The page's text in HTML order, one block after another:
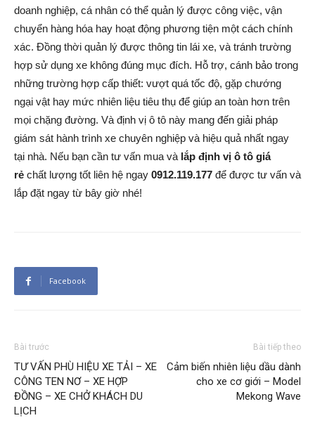
doanh nghiệp, cá nhân có thể quản lý được công việc, vận
chuyển hàng hóa hay hoạt động phương tiện một cách chính
xác. Đồng thời quản lý được thông tin lái xe, và tránh trường
hợp sử dụng xe không đúng mục đích. Hỗ trợ, cánh bảo trong
những trường hợp cấp thiết: vượt quá tốc độ, gặp chướng
ngại vật hay mức nhiên liệu tiêu thụ để giúp an toàn hơn trên
mọi chặng đường. Và định vị ô tô này mang đến giải pháp
giám sát hành trình xe chuyên nghiệp và hiệu quả nhất ngay
tại nhà. Nếu bạn cần tư vấn mua và lắp định vị ô tô giá
rẻ chất lượng tốt liên hệ ngay 0912.119.177 để được tư vấn và
lắp đặt ngay từ bây giờ nhé!
Facebook
Bài trước
TƯ VẤN PHÙ HIỆU XE TẢI – XE
CÔNG TEN NƠ – XE HỢP
ĐỒNG – XE CHỞ KHÁCH DU
LỊCH
Bài tiếp theo
Cảm biến nhiên liệu dầu dành
cho xe cơ giới – Model
Mekong Wave